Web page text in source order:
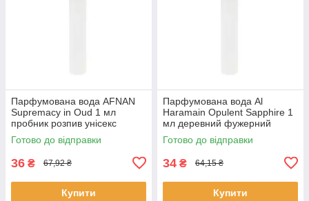
Парфумована вода AFNAN
Supremacy in Oud 1 мл
пробник розпив унісекс
нішевий східний аромат
Афнан
Готово до відправки
36 ₴ 67,92 ₴
Купити
Парфумована вода Al
Haramain Opulent Sapphire 1
мл деревний фужерний
унісекс розпив нішеві Аль
Харамейн
Готово до відправки
34 ₴ 64,15 ₴
Купити